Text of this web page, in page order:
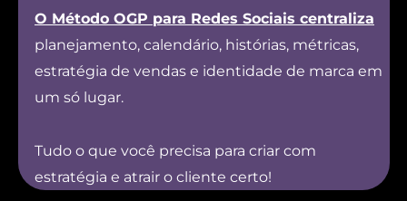
O Método OGP para Redes Sociais centraliza
planejamento, calendário, histórias, métricas,
estratégia de vendas e identidade de marca em
um só lugar.
Tudo o que você precisa para criar com
estratégia e atrair o cliente certo!